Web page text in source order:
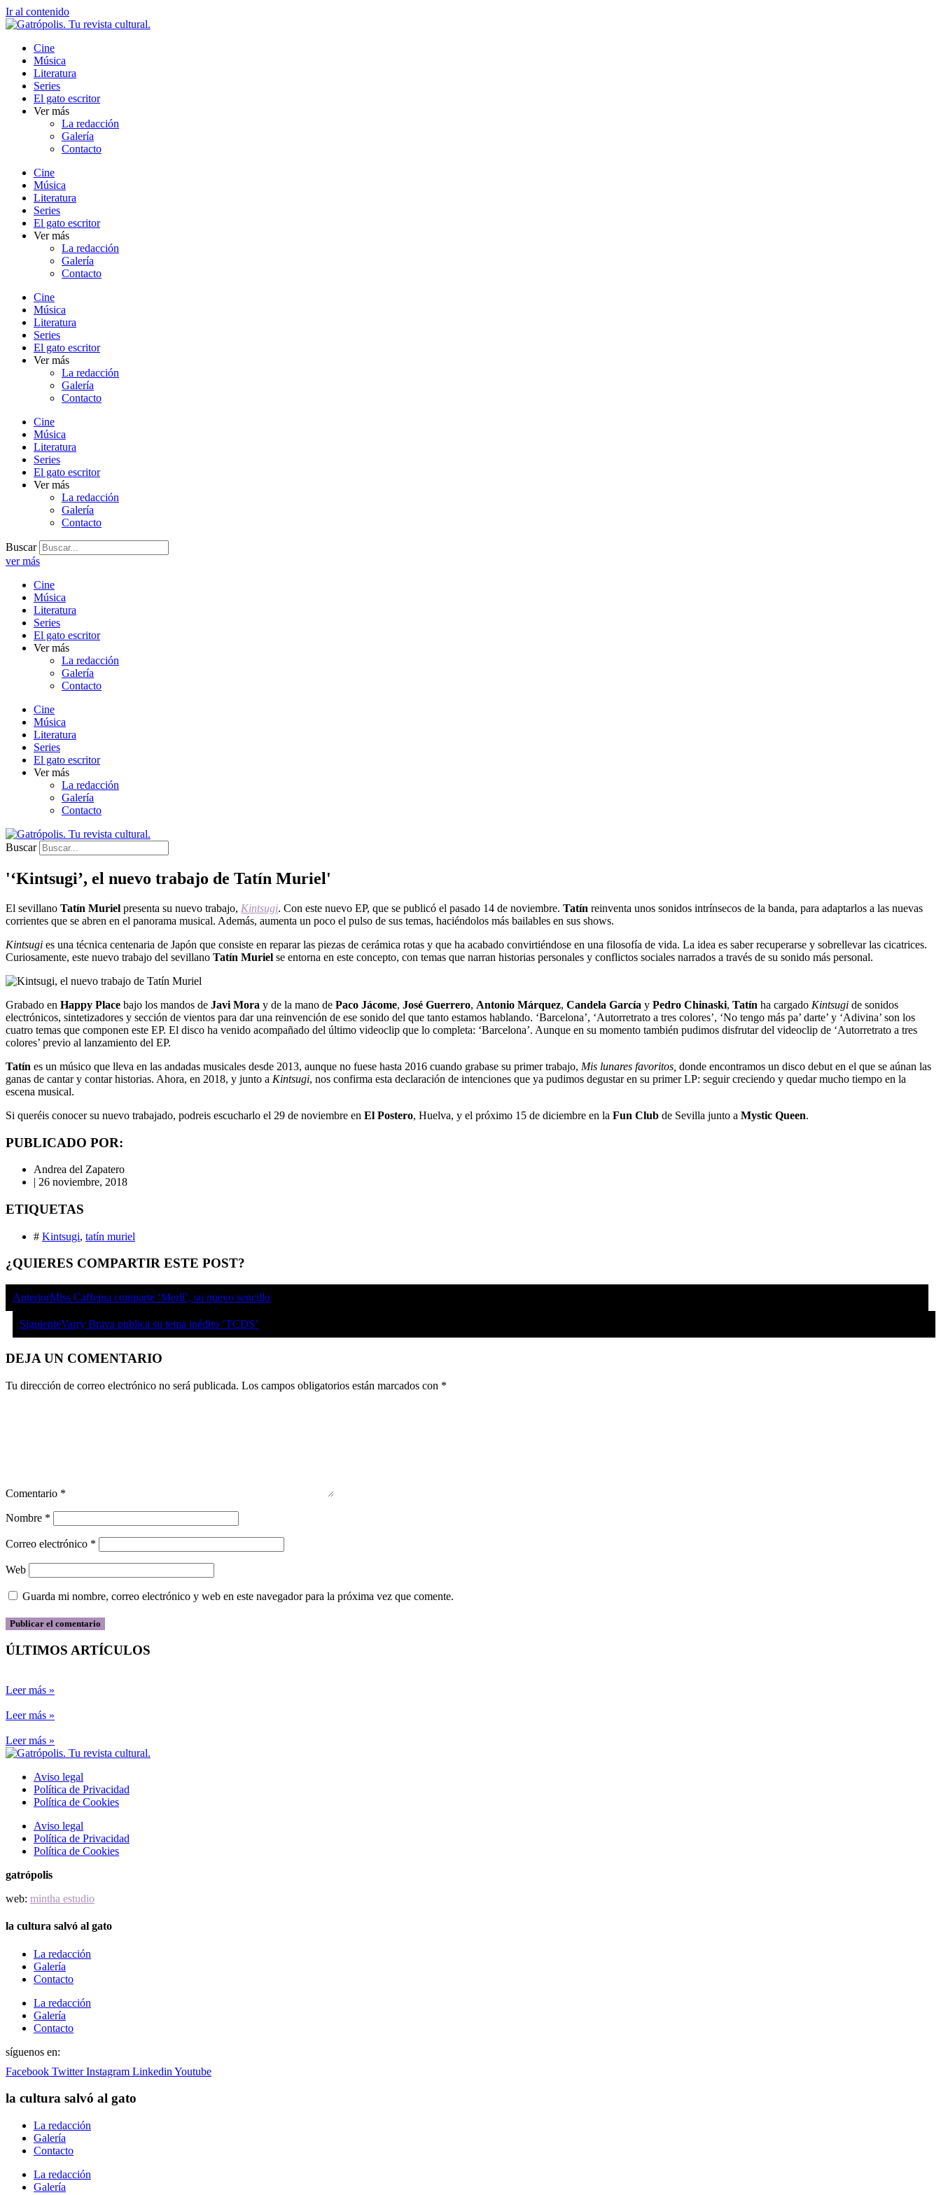
Ir al contenido
Cine
Música
Literatura
Series
El gato escritor
Ver más
La redacción
Galería
Contacto
Cine
Música
Literatura
Series
El gato escritor
Ver más
La redacción
Galería
Contacto
Cine
Música
Literatura
Series
El gato escritor
Ver más
La redacción
Galería
Contacto
Cine
Música
Literatura
Series
El gato escritor
Ver más
La redacción
Galería
Contacto
Buscar
ver más
Cine
Música
Literatura
Series
El gato escritor
Ver más
La redacción
Galería
Contacto
Cine
Música
Literatura
Series
El gato escritor
Ver más
La redacción
Galería
Contacto
Buscar
'‘Kintsugi’, el nuevo trabajo de Tatín Muriel'
El sevillano Tatín Muriel presenta su nuevo trabajo, Kintsugi. Con este nuevo EP, que se publicó el pasado 14 de noviembre. Tatín reinventa unos sonidos intrínsecos de la banda, para adaptarlos a las nuevas
corrientes que se abren en el panorama musical. Además, aumenta un poco el pulso de sus temas, haciéndolos más bailables en sus shows.
Kintsugi es una técnica centenaria de Japón que consiste en reparar las piezas de cerámica rotas y que ha acabado convirtiéndose en una filosofía de vida. La idea es saber recuperarse y sobrellevar las cicatrices.
Curiosamente, este nuevo trabajo del sevillano Tatín Muriel se entorna en este concepto, con temas que narran historias personales y conflictos sociales narrados a través de su sonido más personal.
Grabado en Happy Place bajo los mandos de Javi Mora y de la mano de Paco Jácome, José Guerrero, Antonio Márquez, Candela García y Pedro Chinaski, Tatín ha cargado Kintsugi de sonidos
electrónicos, sintetizadores y sección de vientos para dar una reinvención de ese sonido del que tanto estamos hablando. ‘Barcelona’, ‘Autorretrato a tres colores’, ‘No tengo más pa’ darte’ y ‘Adivina’ son los
cuatro temas que componen este EP. El disco ha venido acompañado del último videoclip que lo completa: ‘Barcelona’. Aunque en su momento también pudimos disfrutar del videoclip de ‘Autorretrato a tres
colores’ previo al lanzamiento del EP.
Tatín es un músico que lleva en las andadas musicales desde 2013, aunque no fuese hasta 2016 cuando grabase su primer trabajo, Mis lunares favoritos, donde encontramos un disco debut en el que se aúnan las
ganas de cantar y contar historias. Ahora, en 2018, y junto a Kintsugi, nos confirma esta declaración de intenciones que ya pudimos degustar en su primer LP: seguir creciendo y quedar mucho tiempo en la
escena musical.
Si queréis conocer su nuevo trabajado, podreis escucharlo el 29 de noviembre en El Postero, Huelva, y el próximo 15 de diciembre en la Fun Club de Sevilla junto a Mystic Queen.
PUBLICADO POR:
Andrea del Zapatero
| 26 noviembre, 2018
ETIQUETAS
# Kintsugi, tatín muriel
¿QUIERES COMPARTIR ESTE POST?
AnteriorMiss Caffeina comparte ‘Merlí’, su nuevo sencillo
SiguienteVarry Brava publica su tema inédito ‘TCDS’
DEJA UN COMENTARIO
Tu dirección de correo electrónico no será publicada. Los campos obligatorios están marcados con *
Comentario *
Nombre *
Correo electrónico *
Web
Guarda mi nombre, correo electrónico y web en este navegador para la próxima vez que comente.
ÚLTIMOS ARTÍCULOS
Leer más »
Leer más »
Leer más »
Aviso legal
Política de Privacidad
Política de Cookies
Aviso legal
Política de Privacidad
Política de Cookies
gatrópolis
web: mintha estudio
la cultura salvó al gato
La redacción
Galería
Contacto
La redacción
Galería
Contacto
síguenos en:
Facebook Twitter Instagram Linkedin Youtube
la cultura salvó al gato
La redacción
Galería
Contacto
La redacción
Galería